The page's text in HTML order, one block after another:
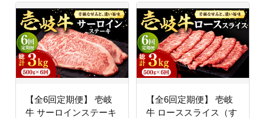
【全6回定期便】 壱岐
牛 サーロインステーキ
【全6回定期便】 壱岐
牛 ローススライス（す